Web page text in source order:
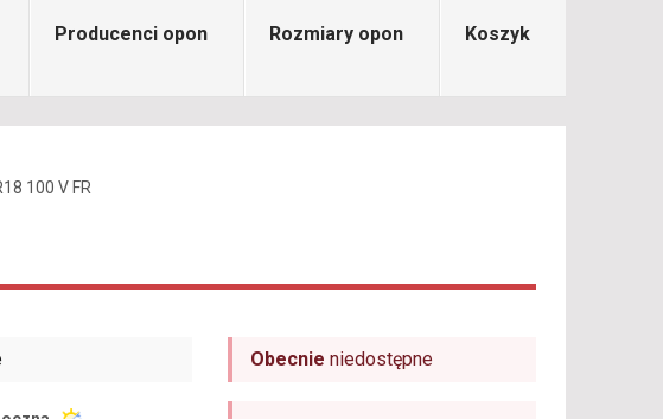
Producenci opon Rozmiary opon Koszyk
100 V FR
Obecnie niedostępne